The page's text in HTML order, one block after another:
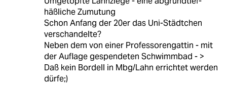
häßliche Zumutung
Schon Anfang der 20er das Uni-Städtchen
verschandelte?
Neben dem von einer Professorengattin - mit
der Auflage gespendeten Schwimmbad - >
Daß kein Bordell in Mbg/Lahn errichtet werden
dürfe;)